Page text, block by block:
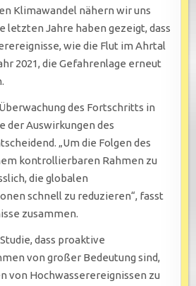
Klimawandel nähern wir uns
letzten Jahre haben gezeigt, dass
wie die Flut im Ahrtal
2021, die Gefahrenlage erneut
des Fortschritts in
der Auswirkungen des
„Um die Folgen des
kontrollierbaren Rahmen zu
die globalen
schnell zu reduzieren“, fasst
zusammen.
dass proaktive
von großer Bedeutung sind,
von Hochwasserereignissen zu